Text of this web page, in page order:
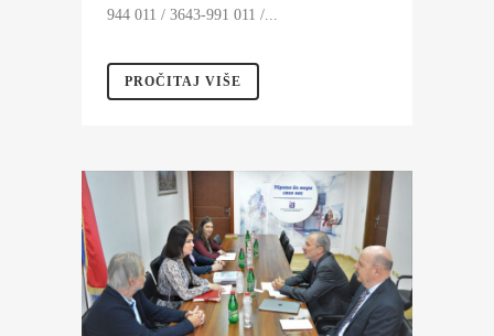
944 011 / 3643-991 011 /...
PROČITAJ VIŠE